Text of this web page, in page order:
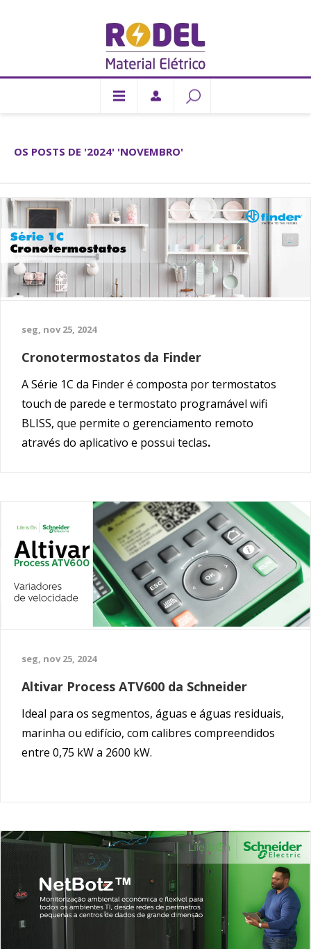
OS POSTS DE '2024' 'NOVEMBRO'
seg, nov 25, 2024
Cronotermostatos da Finder
A Série 1C da Finder é composta por termostatos
touch de parede e termostato programável wifi
BLISS, que permite o gerenciamento remoto
através do aplicativo e possui teclas.
seg, nov 25, 2024
Altivar Process ATV600 da Schneider
Ideal para os segmentos, águas e águas residuais,
marinha ou edifício, com calibres compreendidos
entre 0,75 kW a 2600 kW.